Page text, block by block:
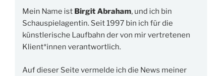
Mein Name ist Birgit Abraham, und ich bin
Schauspielagentin. Seit 1997 bin ich für die
künstlerische Laufbahn der von mir vertretenen
Klient*innen verantwortlich.
Auf dieser Seite vermelde ich die News meiner